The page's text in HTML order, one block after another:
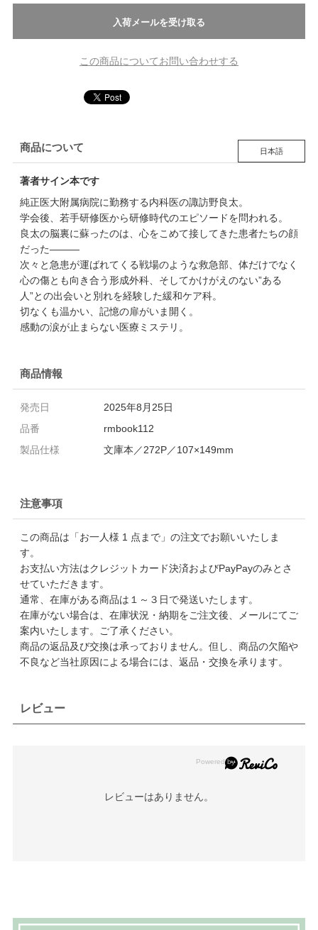
この商品についてお問い合わせする
商品について 日本語
著者サイン本です
純正医大附属病院に勤務する内科医の諏訪野良太。
学会後、若手研修医から研修時代のエピソードを問われる。
良太の脳裏に蘇ったのは、心をこめて接してきた患者たちの顔
だった―――
次々と急患が運ばれてくる戦場のような救急部、体だけでなく
心の傷とも向き合う形成外科、そしてかけがえのない”ある
人”との出会いと別れを経験した緩和ケア科。
切なくも温かい、記憶の扉がいま開く。
感動の涙が止まらない医療ミステリ。
商品情報
発売日
2025年8月25日
品番
rmbook112
製品仕様
文庫本／272P／107×149mm
注意事項
この商品は「お一人様 1 点まで」の注文でお願いいたしま
す。
お支払い方法はクレジットカード決済およびPayPayのみとさ
せていただきます。
通常、在庫がある商品は１～３日で発送いたします。
在庫がない場合は、在庫状況・納期をご注文後、メールにてご
案内いたします。ご了承ください。
商品の返品及び交換は承っておりません。但し、商品の欠陥や
不良など当社原因による場合には、返品・交換を承ります。
レビュー
レビューはありません。